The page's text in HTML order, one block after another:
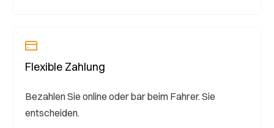
Flexible Zahlung
Bezahlen Sie online oder bar beim Fahrer. Sie
entscheiden.